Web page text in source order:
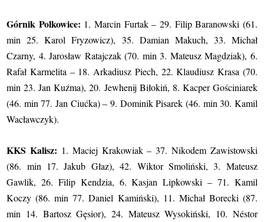
Górnik Polkowice: 1. Marcin Furtak – 29. Filip Baranowski (61.
min 25. Karol Fryzowicz), 35. Damian Makuch, 33. Michał
Czarny, 4. Jarosław Ratajczak (70. min 3. Mateusz Magdziak), 6.
Rafał Karmelita – 18. Arkadiusz Piech, 22. Klaudiusz Krasa (70.
min 23. Jan Kuźma), 20. Jewhenij Biłokiń, 8. Kacper Gościniarek
(46. min 77. Jan Ciućka) – 9. Dominik Pisarek (46. min 30. Kamil
Wacławczyk).
KKS Kalisz: 1. Maciej Krakowiak – 37. Nikodem Zawistowski
(86. min 17. Jakub Głaz), 42. Wiktor Smoliński, 3. Mateusz
Gawlik, 26. Filip Kendzia, 6. Kasjan Lipkowski – 71. Kamil
Koczy (86. min 77. Daniel Kamiński), 11. Michał Borecki (87.
min 14. Bartosz Gęsior), 24. Mateusz Wysokiński, 10. Néstor